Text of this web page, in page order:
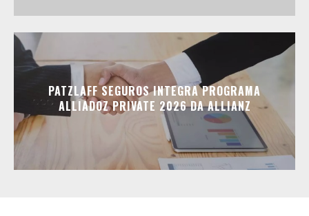
PATZLAFF SEGUROS INTEGRA PROGRAMA
ALLIADOZ PRIVATE 2026 DA ALLIANZ